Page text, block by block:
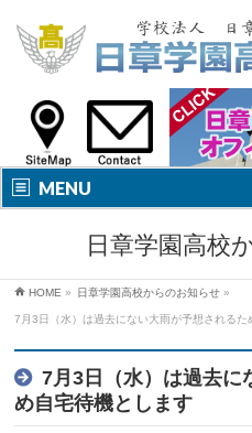
MENU
日章学園高校
HOME » 日章学園高校からのお知らせ »
7月3日（水）は過去にない大雨が予想されるた
7月3日（水）は過去に
め自宅待機とします